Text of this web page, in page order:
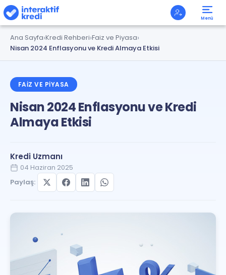
Menü
Ana Sayfa Kredi Rehberi Faiz ve Piyasa
Nisan 2024 Enflasyonu ve Kredi Almaya Etkisi
FAIZ VE PIYASA
Nisan 2024 Enflasyonu ve Kredi
Almaya Etkisi
Kredi Uzmanı
04 Haziran 2025
Paylaş: